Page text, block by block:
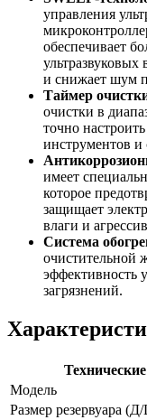
управления
обеспечивает
и снижает шум
Таймер
очистки в
точно
инструментов и
имеет
которое
защищает
влаги и
Система
очистительной
эффективность
загрязнений.
Модель
Размер резервуара